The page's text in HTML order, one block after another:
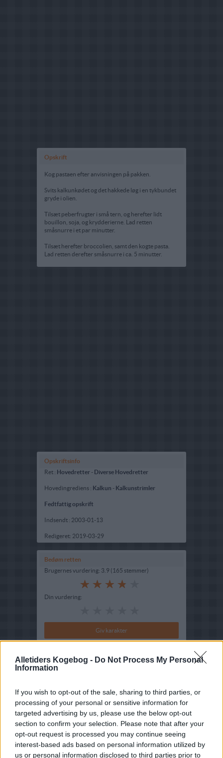
Alletiders Kogebog - Do Not Process My Personal
Information
If you wish to opt-out of the sale, sharing to third parties, or
processing of your personal or sensitive information for
targeted advertising by us, please use the below opt-out
section to confirm your selection. Please note that after your
opt-out request is processed you may continue seeing
interest-based ads based on personal information utilized by
us or personal information disclosed to third parties prior to
Opskrift
Kog pastaen efter anvisningen på pakken.
Svits kalkunkødet og det hakkede løg i en tykbundet
gryde i olien.
Tilsæt peberfrugter i små tern, og herefter lidt
bouillon, soja, og krydderierne. Lad retten
småsnurre i et par minutter.
Tilsæt herefter broccolien, samt den kogte pasta.
Lad retten derefter småsnurre i ca. 5 minutter.
Opskriftsinfo
Ret : Hovedretter - Diverse Hovedretter
Hovedingrediens : Kalkun - Kalkunstrimler
Fedtfattig opskrift
Indsendt : 2003-01-13
Redigeret: 2019-03-29
Bedøm retten
Brugernes vurdering: 3.9 (165 stemmer)
Din vurdering: